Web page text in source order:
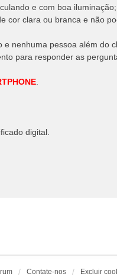
e com boa iluminação;
cor clara ou branca e não
nenhuma pessoa além do
para responder as
digital.
Contate-nos Excluir